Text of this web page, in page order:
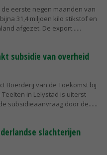
eerste negen maanden van
31,4 miljoen kilo stikstof en
afgezet. De export...
subsidie van overheid
Boerderij van de Toekomst bij
in Lelystad is uiterst
subsidieaanvraag door de...
slachterijen